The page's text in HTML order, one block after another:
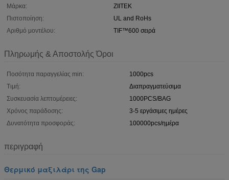
Μάρκα:
ZIITEK
Πιστοποίηση:
UL and RoHs
Αριθμό μοντέλου:
TIF™600 σειρά
Πληρωμής & Αποστολής Όροι
Ποσότητα παραγγελίας min:
1000pcs
Τιμή:
Διαπραγματεύσιμα
Συσκευασία λεπτομέρειες:
1000PCS/BAG
Χρόνος παράδοσης:
3-5 εργάσιμες ημέρες
Δυνατότητα προσφοράς:
100000pcs/ημέρα
περιγραφή
Θερμικό μαξιλάρι της Gap